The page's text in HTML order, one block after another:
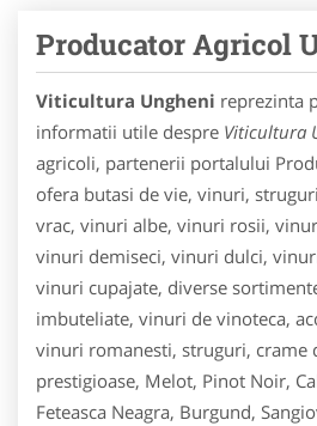
Producator Agricol
Viticultura Ungheni reprezinta
informatii utile despre Viticultura
agricoli, partenerii portalului
ofera butasi de vie, vinuri,
vrac, vinuri albe, vinuri rosii,
vinuri demiseci, vinuri dulci,
vinuri cupajate, diverse
imbuteliate, vinuri de vinoteca,
vinuri romanesti, struguri, crame
prestigioase, Melot, Pinot Noir,
Feteasca Neagra, Burgund,